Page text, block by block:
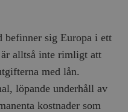
befinner sig Europa i ett
är alltså inte rimligt att
med lån.
löpande underhåll av
kostnader som